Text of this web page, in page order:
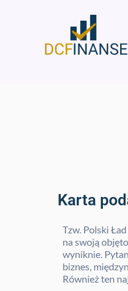
Karta
Tzw. Polski
na swoją
wyniknie.
biznes,
Również ten